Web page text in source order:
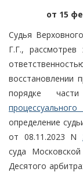
от 15
Судья
Г.Г.,
восстановлении
порядке
определение
от 08.11.2023 N
суда
Десятого